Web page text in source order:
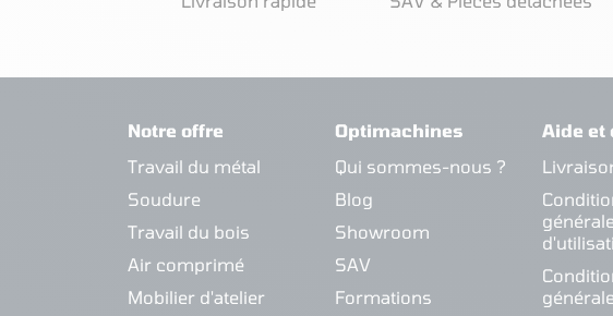
Notre offre
Travail du métal
Soudure
Travail du bois
Air comprimé
Mobilier d'atelier
Optimachines
Qui sommes-nous ?
Blog
Showroom
SAV
Formations
Aide et